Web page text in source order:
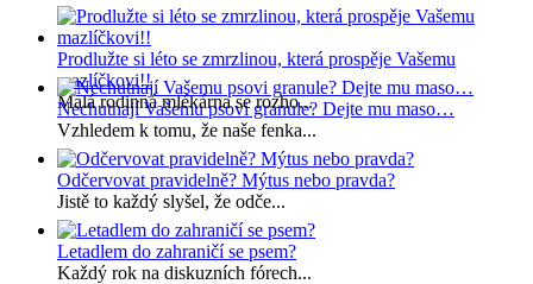
Prodlužte si léto se zmrzlinou, která prospěje Vašemu
mazlíčkovi!!
Malá rodinná mlékárna se rozho...
Nechutnají Vašemu psovi granule? Dejte mu maso…
Vzhledem k tomu, že naše fenka...
Odčervovat pravidelně? Mýtus nebo pravda?
Jistě to každý slyšel, že odče...
Letadlem do zahraničí se psem?
Každý rok na diskuzních fórech...